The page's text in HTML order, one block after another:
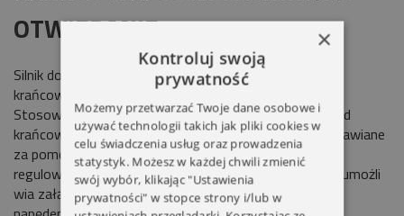
OTWIERANIE
Silnik do rolet i bram z mechanicznymi wyłącznikami
krańcowymi i awaryjnym otwieraniem ręcznym
Stosowany z rurą nawojową70mm. Dwustronny układ
krańcowy.MECHANICZNE KRAŃCÓWKIkrańcówki ustawiane
za pomocą ręcznie
regulowanych zakresów.MANUALNA PRZEKŁADNIA
umożli
wia załączenie do siłownika korby i ręczne poruszanie
×
Kontroluj swoją
prywatność
Możemy przetwarzać Twoje dane osobowe i
używać technologii takich jak pliki cookies w
celu świadczenia usług oraz prowadzenia
statystyk. Możesz w każdej chwili zmienić
swój wybór, klikając "Ustawienia
prywatności" w stopce strony i/lub w